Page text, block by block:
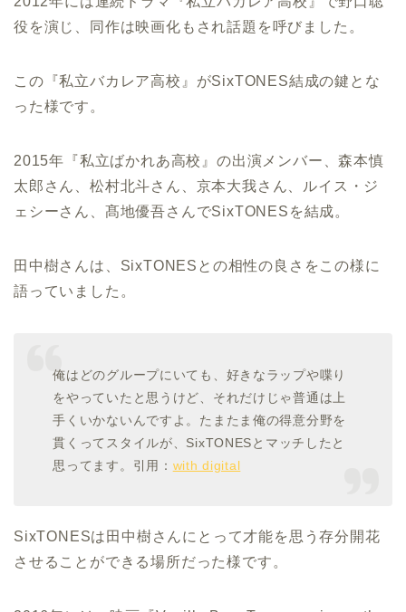
役を演じ、同作は映画化もされ話題を呼びました。
この『私立バカレア高校』がSixTONES結成の鍵とな
った様です。
2015年『私立ばかれあ高校』の出演メンバー、森本慎
太郎さん、松村北斗さん、京本大我さん、ルイス・ジ
ェシーさん、髙地優吾さんでSixTONESを結成。
田中樹さんは、SixTONESとの相性の良さをこの様に
語っていました。
俺はどのグループにいても、好きなラップや喋り
をやっていたと思うけど、それだけじゃ普通は上
手くいかないんですよ。たまたま俺の得意分野を
貫くってスタイルが、SixTONESとマッチしたと
思ってます。引用： with digital
SixTONESは田中樹さんにとって才能を思う存分開花
させることができる場所だった様です。